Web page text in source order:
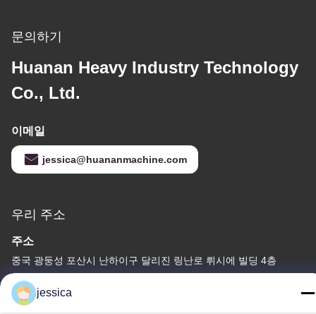
문의하기
Huanan Heavy Industry Technology
Co., Ltd.
이메일
jessica@huananmachine.com
우리 주소
주소
중국 광둥성 포산시 난하이구 달리진 링난로 뤼시에 빌딩 4층
Tel
0086-13450865812
jessica